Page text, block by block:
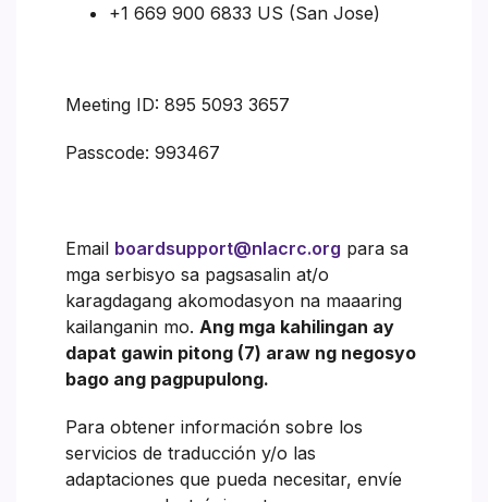
+1 669 900 6833 US (San Jose)
Meeting ID: 895 5093 3657
Passcode: 993467
Email boardsupport@nlacrc.org para sa
mga serbisyo sa pagsasalin at/o
karagdagang akomodasyon na maaaring
kailanganin mo. Ang mga kahilingan ay
dapat gawin pitong (7) araw ng negosyo
bago ang pagpupulong.
Para obtener información sobre los
servicios de traducción y/o las
adaptaciones que pueda necesitar, envíe